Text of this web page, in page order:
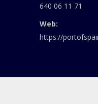
640 06 11 71
Web:
https://